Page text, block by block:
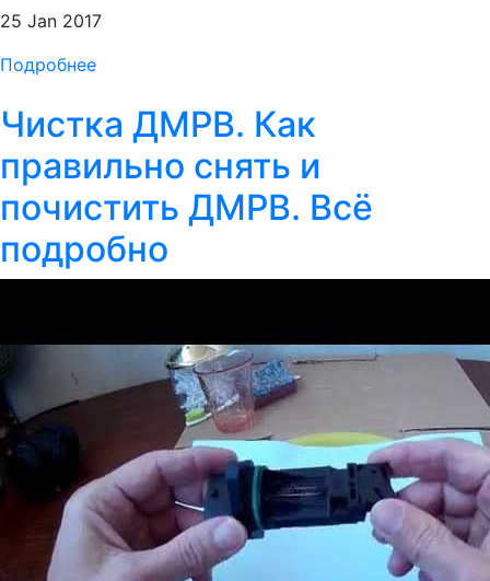
25 Jan 2017
Подробнее
Чистка ДМРВ. Как
правильно снять и
почистить ДМРВ. Всё
подробно